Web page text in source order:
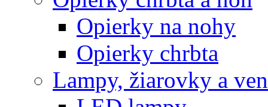
Opierky na nohy
Opierky chrbta
Lampy, žiarovky a